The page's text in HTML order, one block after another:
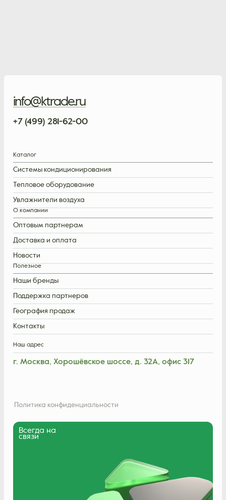
info@ktrade.ru
+7 (499) 281-62-00
Каталог
Системы кондиционирования
Тепловое оборудование
Увлажнители воздуха
О компании
Оптовым партнерам
Доставка и оплата
Новости
Полезное
Наши бренды
Поддержка партнеров
География продаж
Контакты
Политика конфиденциальности
Наш адрес
г. Москва, Хорошёвское шоссе, д. 32А, офис 317
Всегда на
связи